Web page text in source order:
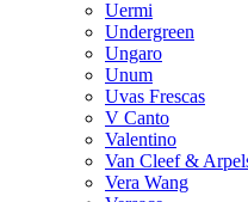
Uermi
Undergreen
Ungaro
Unum
Uvas Frescas
V Canto
Valentino
Van Cleef &
Vera Wang